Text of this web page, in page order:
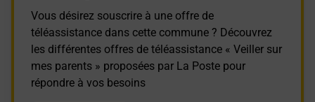
Vous désirez souscrire à une offre de
téléassistance dans cette commune ? Découvrez
les différentes offres de téléassistance « Veiller sur
mes parents » proposées par La Poste pour
répondre à vos besoins